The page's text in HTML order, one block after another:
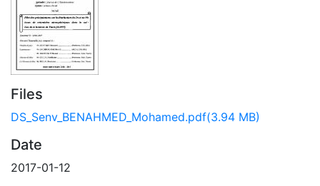
Files
DS_Senv_BENAHMED_Mohamed.pdf(3.94 MB)
Date
2017-01-12